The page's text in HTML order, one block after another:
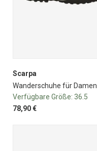
Scarpa
Wanderschuhe für Damen
Verfügbare Größe: 36.5
78,90 €